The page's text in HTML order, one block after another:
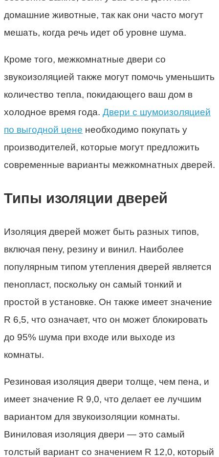
домашние животные, так как они часто могут
мешать, когда речь идет об уровне шума.
Кроме того, межкомнатные двери со
звукоизоляцией также могут помочь уменьшить
количество тепла, покидающего ваш дом в
холодное время года. Двери с шумоизоляцией
по выгодной цене необходимо покупать у
производителей, которые могут предложить
современные варианты межкомнатных дверей.
Типы изоляции дверей
Изоляция дверей может быть разных типов,
включая пену, резину и винил. Наиболее
популярным типом утепления дверей является
пенопласт, поскольку он самый тонкий и
простой в установке. Он также имеет значение
R 6,5, что означает, что он может блокировать
до 95% шума при входе или выходе из
комнаты.
Резиновая изоляция двери толще, чем пена, и
имеет значение R 9,0, что делает ее лучшим
вариантом для звукоизоляции комнаты.
Виниловая изоляция двери — это самый
толстый вариант со значением R 12,0, который